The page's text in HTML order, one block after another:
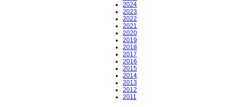
2024
2023
2022
2021
2020
2019
2018
2017
2016
2015
2014
2013
2012
2011